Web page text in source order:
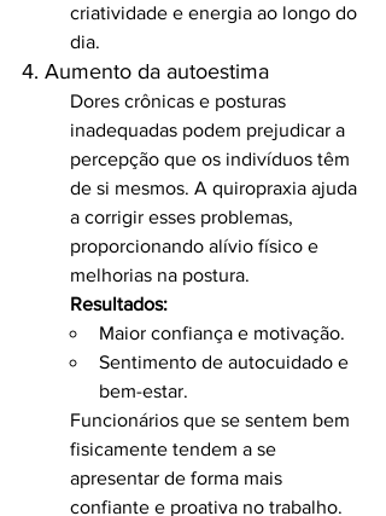
criatividade e energia ao longo do
dia.
4. Aumento da autoestima
Dores crônicas e posturas
inadequadas podem prejudicar a
percepção que os indivíduos têm
de si mesmos. A quiropraxia ajuda
a corrigir esses problemas,
proporcionando alívio físico e
melhorias na postura.
Resultados:
Maior confiança e motivação.
Sentimento de autocuidado e
bem-estar.
Funcionários que se sentem bem
fisicamente tendem a se
apresentar de forma mais
confiante e proativa no trabalho.